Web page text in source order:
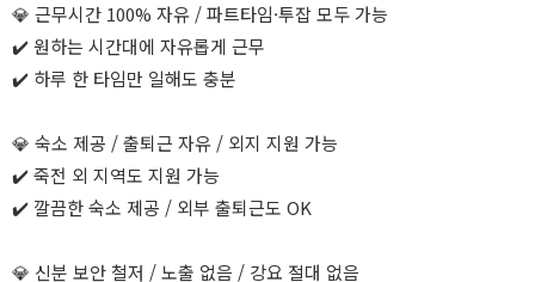
💎 근무시간 100% 자유 / 파트타임·투잡 모두 가능
✔️ 원하는 시간대에 자유롭게 근무
✔️ 하루 한 타임만 일해도 충분
💎 숙소 제공 / 출퇴근 자유 / 외지 지원 가능
✔️ 죽전 외 지역도 지원 가능
✔️ 깔끔한 숙소 제공 / 외부 출퇴근도 OK
💎 신분 보안 철저 / 노출 없음 / 강요 절대 없음